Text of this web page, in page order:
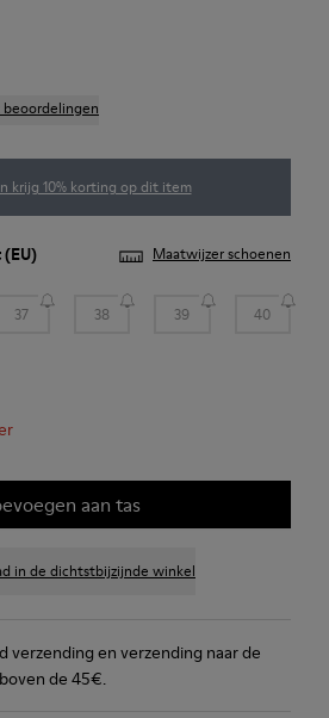
beoordelingen
krijg 10% korting op dit item
(EU) Maatwijzer schoenen
37 38 39 40
aan tas
in de dichtstbijzijnde winkel
verzending en verzending naar de
de 45€.